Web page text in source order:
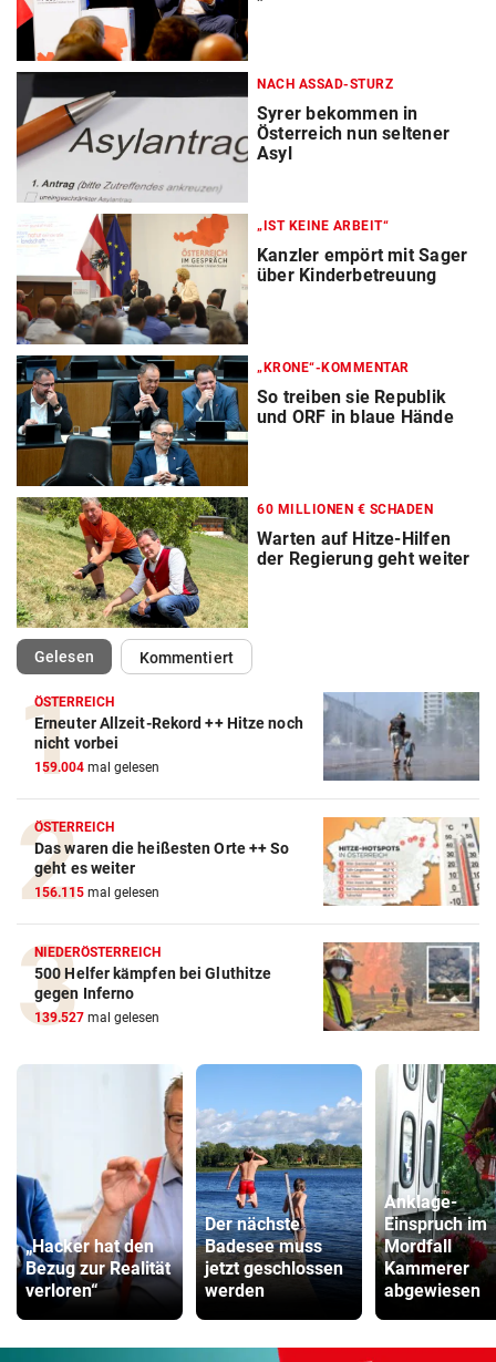
NACH ASSAD-STURZ
Syrer bekommen in
Österreich nun seltener
Asyl
„IST KEINE ARBEIT“
Kanzler empört mit Sager
über Kinderbetreuung
„KRONE“-KOMMENTAR
So treiben sie Republik
und ORF in blaue Hände
60 MILLIONEN € SCHADEN
Warten auf Hitze-Hilfen
der Regierung geht weiter
Gelesen(ausgewählt)Kommentiert
ÖSTERREICH
Erneuter Allzeit-Rekord ++ Hitze noch
nicht vorbei
159.004 mal gelesen
ÖSTERREICH
Das waren die heißesten Orte ++ So
geht es weiter
156.115 mal gelesen
NIEDERÖSTERREICH
500 Helfer kämpfen bei Gluthitze
gegen Inferno
139.527 mal gelesen
„Hacker hat den
Bezug zur Realität
verloren“
Der nächste
Badesee muss
jetzt geschlossen
werden
Anklage-
Einspruch im
Mordfall
Kammerer
abgewiesen